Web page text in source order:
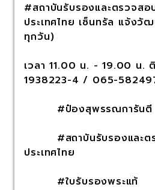
#สถาบันรับรองและตรวจส
ประเทศไทย เซ็นทรัล แจ้งวั
ทุกวัน)
เวลา 11.00 น. - 19.00 น.
1938223-4 / 065-
#ป๋องสุพรรณการันตี
#สถาบันรับรองและตร
ประเทศไทย
#ใบรับรองพระแท้